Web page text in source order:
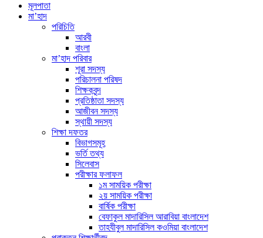
মূলপাতা
মা’হাদ
পরিচিতি
আরবী
বাংলা
মা’হাদ পরিবার
শূরা সদস্য
পরিচালনা পরিষদ
শিক্ষকবৃন্দ
প্রতিষ্ঠাতা সদস্য
আজীবন সদস্য
স্থায়ী সদস্য
শিক্ষা দফতর
বিভাগসমূহ
ভর্তি তথ্য
সিলেবাস
পরীক্ষার ফলাফল
১ম সাময়িক পরীক্ষা
২য় সাময়িক পরীক্ষা
বার্ষিক পরীক্ষা
বেফাকুল মাদারিসিল আরাবিয়া বাংলাদেশ
তাহযীবুল মাদারিসিল কওমিয়া বাংলাদেশ